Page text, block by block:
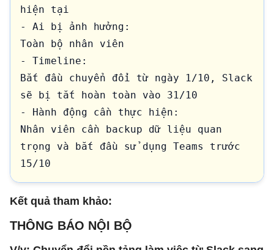
hiện tại
- Ai bị ảnh hưởng:
Toàn bộ nhân viên
- Timeline:
Bắt đầu chuyển đổi từ ngày 1/10, Slack
sẽ bị tắt hoàn toàn vào 31/10
- Hành động cần thực hiện:
Nhân viên cần backup dữ liệu quan
trọng và bắt đầu sử dụng Teams trước
15/10
Kết quả tham khảo:
THÔNG BÁO NỘI BỘ